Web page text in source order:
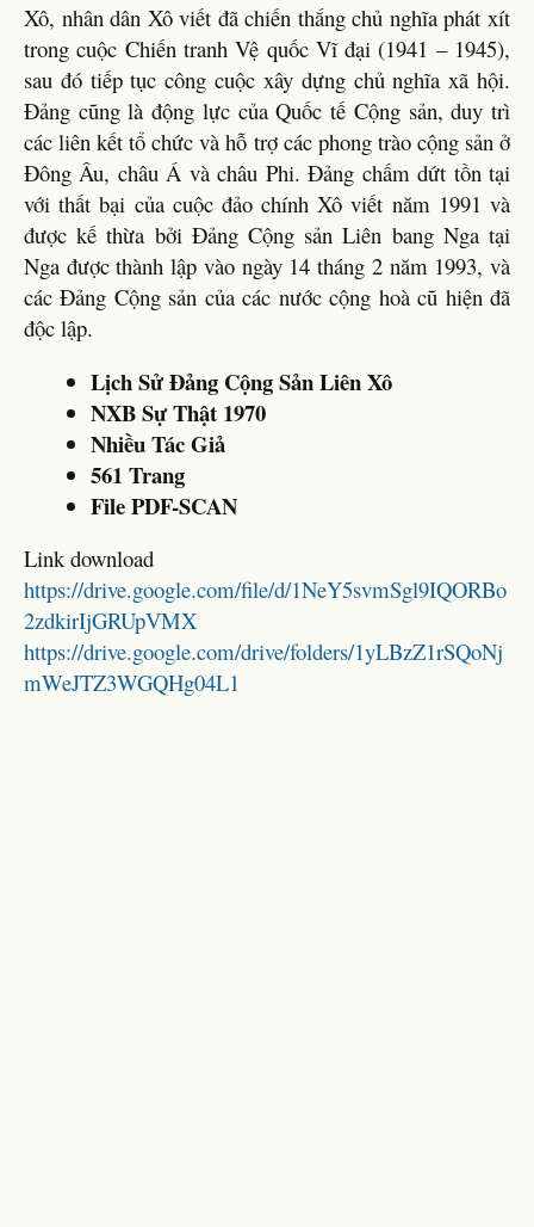
Xô, nhân dân Xô viết đã chiến thắng chủ nghĩa phát xít
trong cuộc Chiến tranh Vệ quốc Vĩ đại (1941 – 1945),
sau đó tiếp tục công cuộc xây dựng chủ nghĩa xã hội.
Đảng cũng là động lực của Quốc tế Cộng sản, duy trì
các liên kết tổ chức và hỗ trợ các phong trào cộng sản ở
Đông Âu, châu Á và châu Phi. Đảng chấm dứt tồn tại
với thất bại của cuộc đảo chính Xô viết năm 1991 và
được kế thừa bởi Đảng Cộng sản Liên bang Nga tại
Nga được thành lập vào ngày 14 tháng 2 năm 1993, và
các Đảng Cộng sản của các nước cộng hoà cũ hiện đã
độc lập.
Lịch Sử Đảng Cộng Sản Liên Xô
NXB Sự Thật 1970
Nhiều Tác Giả
561 Trang
File PDF-SCAN
Link download
https://drive.google.com/file/d/1NeY5svmSgl9IQORBo
2zdkirIjGRUpVMX
https://drive.google.com/drive/folders/1yLBzZ1rSQoNj
mWeJTZ3WGQHg04L1